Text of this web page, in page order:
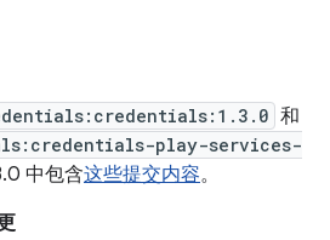
和
play-services-
中包含这些提交内容。